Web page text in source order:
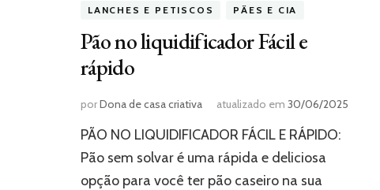
LANCHES E PETISCOS PÃES E CIA
Pão no liquidificador Fácil e
rápido
porDona de casa criativa atualizado em 30/06/2025
PÃO NO LIQUIDIFICADOR FÁCIL E RÁPIDO:
Pão sem solvar é uma rápida e deliciosa
opção para você ter pão caseiro na sua